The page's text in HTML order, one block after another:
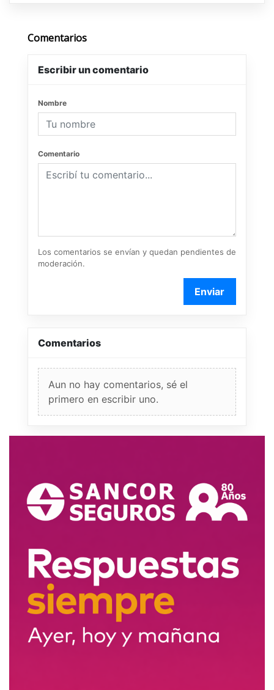
Comentarios
Escribir un comentario
Nombre
Comentario
Los comentarios se envían y quedan pendientes de
moderación.
Enviar
Comentarios
Aun no hay comentarios, sé el
primero en escribir uno.